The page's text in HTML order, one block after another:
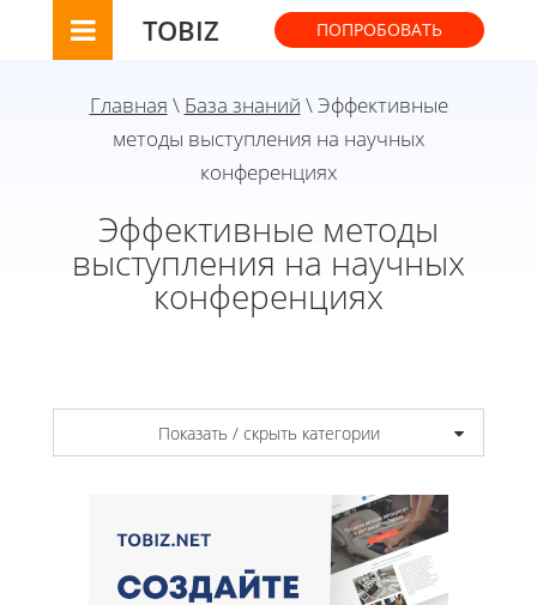
TOBIZ ПОПРОБОВАТЬ
Главная \ База знаний \ Эффективные
методы выступления на научных
конференциях
Эффективные методы
выступления на научных
конференциях
Показать / скрыть категории